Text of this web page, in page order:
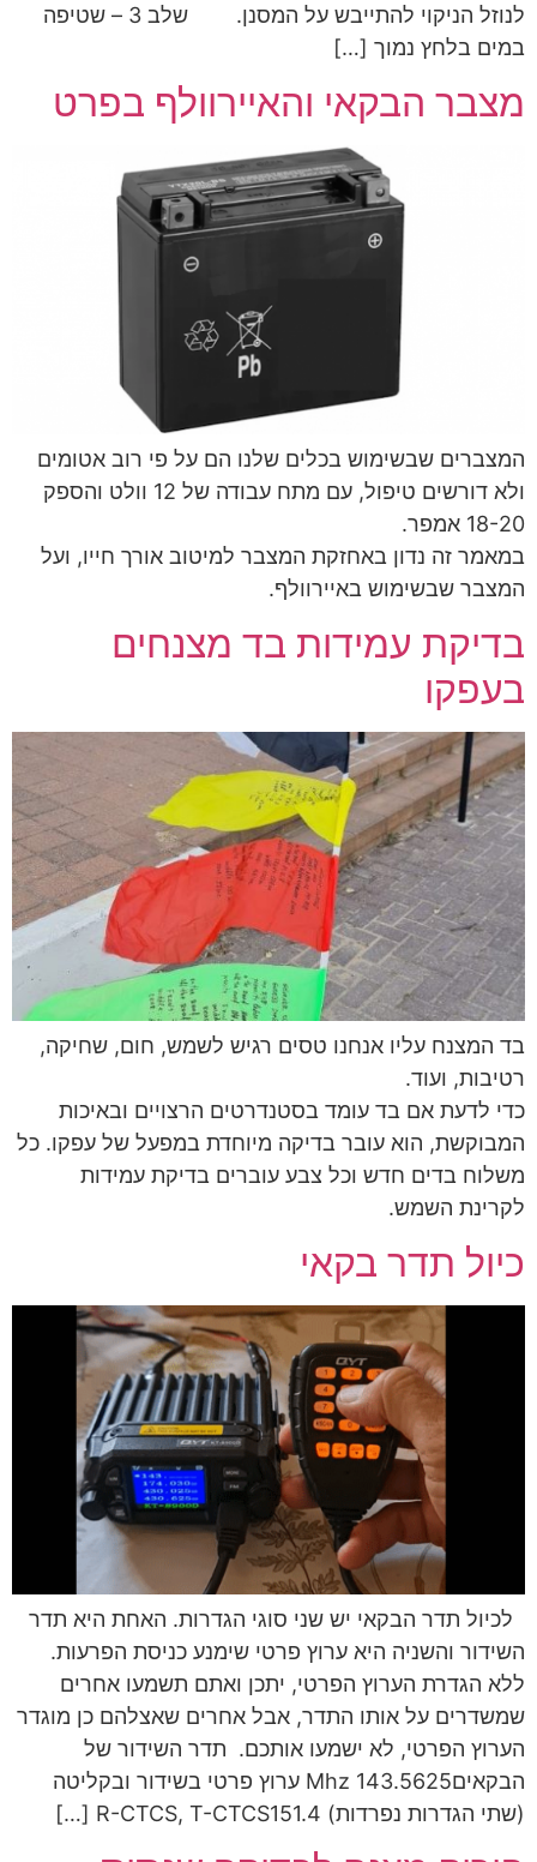
לנוזל הניקוי להתייבש על המסנן. שלב 3 – שטיפה
במים בלחץ נמוך […]
מצבר הבקאי והאיירוולף בפרט
המצברים שבשימוש בכלים שלנו הם על פי רוב אטומים
ולא דורשים טיפול, עם מתח עבודה של 12 וולט והספק
18-20 אמפר.
במאמר זה נדון באחזקת המצבר למיטוב אורך חייו, ועל
המצבר שבשימוש באיירוולף.
בדיקת עמידות בד מצנחים
בעפקו
בד המצנח עליו אנחנו טסים רגיש לשמש, חום, שחיקה,
רטיבות, ועוד.
כדי לדעת אם בד עומד בסטנדרטים הרצויים ובאיכות
המבוקשת, הוא עובר בדיקה מיוחדת במפעל של עפקו. כל
משלוח בדים חדש וכל צבע עוברים בדיקת עמידות
לקרינת השמש.
כיול תדר בקאי
לכיול תדר הבקאי יש שני סוגי הגדרות. האחת היא תדר
השידור והשניה היא ערוץ פרטי שימנע כניסת הפרעות.
ללא הגדרת הערוץ הפרטי, יתכן ואתם תשמעו אחרים
שמשדרים על אותו התדר, אבל אחרים שאצלהם כן מוגדר
הערוץ הפרטי, לא ישמעו אותכם. תדר השידור של
הבקאים143.5625 Mhz ערוץ פרטי בשידור ובקליטה
(שתי הגדרות נפרדות) R-CTCS, T-CTCS151.4 […]